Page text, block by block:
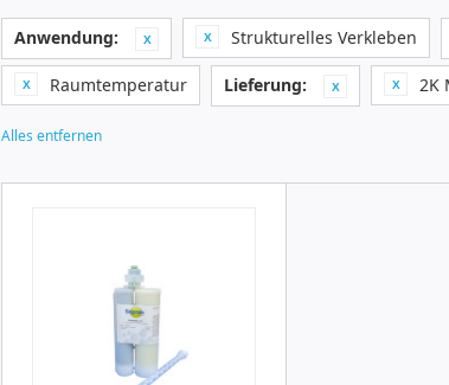
Anwendung: Strukturelles Verkleben
Raumtemperatur Lieferung: 2K
Alles entfernen